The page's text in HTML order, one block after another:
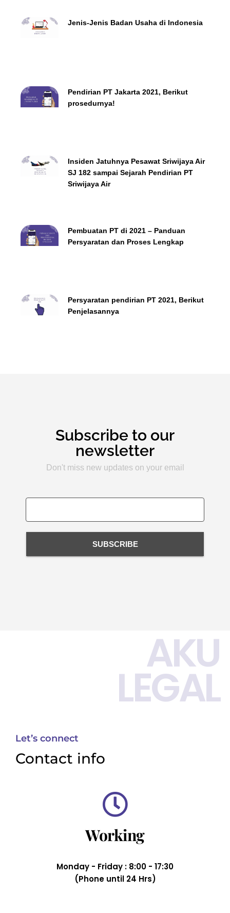
Jenis-Jenis Badan Usaha di Indonesia
Pendirian PT Jakarta 2021, Berikut
prosedurnya!
Insiden Jatuhnya Pesawat Sriwijaya Air
SJ 182 sampai Sejarah Pendirian PT
Sriwijaya Air
Pembuatan PT di 2021 – Panduan
Persyaratan dan Proses Lengkap
Persyaratan pendirian PT 2021, Berikut
Penjelasannya
Subscribe to our
newsletter
Don't miss new updates on your email
SUBSCRIBE
AKU
LEGAL
Let’s connect
Contact info
Working
Monday - Friday : 8:00 - 17:30
(Phone until 24 Hrs)